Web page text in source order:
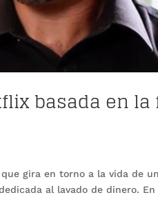
basada en
gira en torno a la vida de
al lavado de dinero.